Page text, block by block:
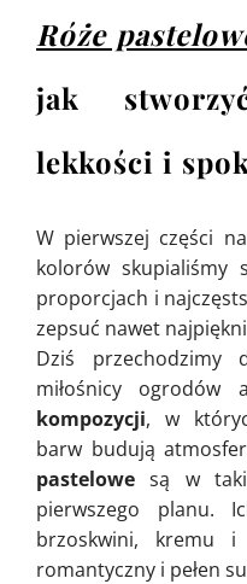
Róże
jak
lekkości i
W pierwszej części
kolorów skupialiśmy
proporcjach i
zepsuć nawet
Dziś przechodzimy
miłośnicy ogrodów
kompozycji, w
barw budują
pastelowe są w
pierwszego planu.
brzoskwini, kremu
romantyczny i pełen